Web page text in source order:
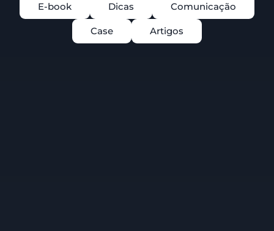
E-book Dicas Comunicação
Case Artigos